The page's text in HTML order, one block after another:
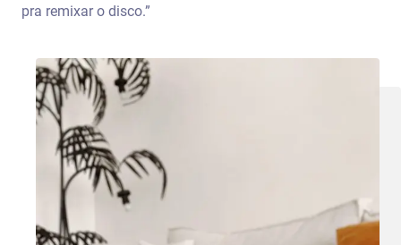
pra remixar o disco.”